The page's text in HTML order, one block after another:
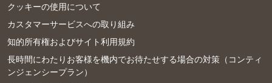
クッキーの使用について
カスタマーサービスへの取り組み
知的所有権およびサイト利用規約
長時間にわたりお客様を機内でお待たせする場合の対策（コンティ
ンジェンシープラン）